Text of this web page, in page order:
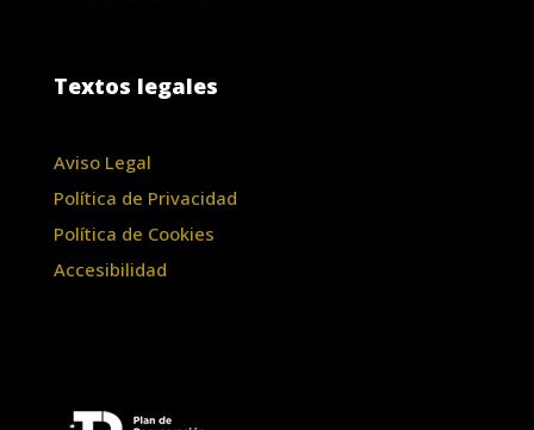
Textos legales
Aviso Legal
Política de Privacidad
Política de Cookies
Accesibilidad